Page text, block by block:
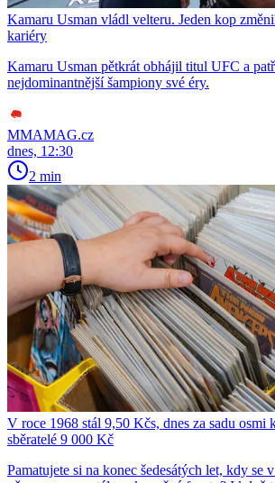
Kamaru Usman vládl velteru. Jeden kop
kariéry
Kamaru Usman pětkrát obhájil titul UFC a
nejdominantnější šampiony své éry.
MMAMAG.cz
dnes, 12:30
2 min
V roce 1968 stál 9,50 Kčs, dnes za sadu osmi
sběratelé 9 000 Kč
Pamatujete si na konec šedesátých let, kdy se